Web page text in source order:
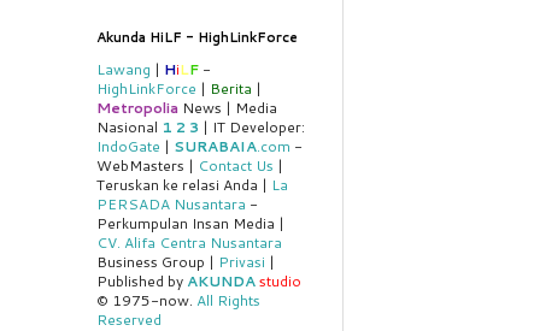
Akunda HiLF - HighLinkForce
Lawang | HiLF -
HighLinkForce | Berita |
Metropolia News | Media
Nasional 1 2 3 | IT Developer:
IndoGate | SURABAIA.com -
WebMasters | Contact Us |
Teruskan ke relasi Anda | La
PERSADA Nusantara -
Perkumpulan Insan Media |
CV. Alifa Centra Nusantara
Business Group | Privasi |
Published by AKUNDAstudio
© 1975-now. All Rights
Reserved